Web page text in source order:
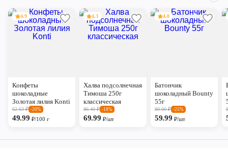
4.9
Конфеты
шоколадные
Золотая лилия Konti
62.63₽ -20%
49.99₽/100 г
4.3
Халва подсолнечная
Тимоша 250г
классическая
86.40₽ -18%
69.99₽/шт
4.8
Батончик
шоколадный Bounty
55г
80.00₽ -25%
59.99₽/шт